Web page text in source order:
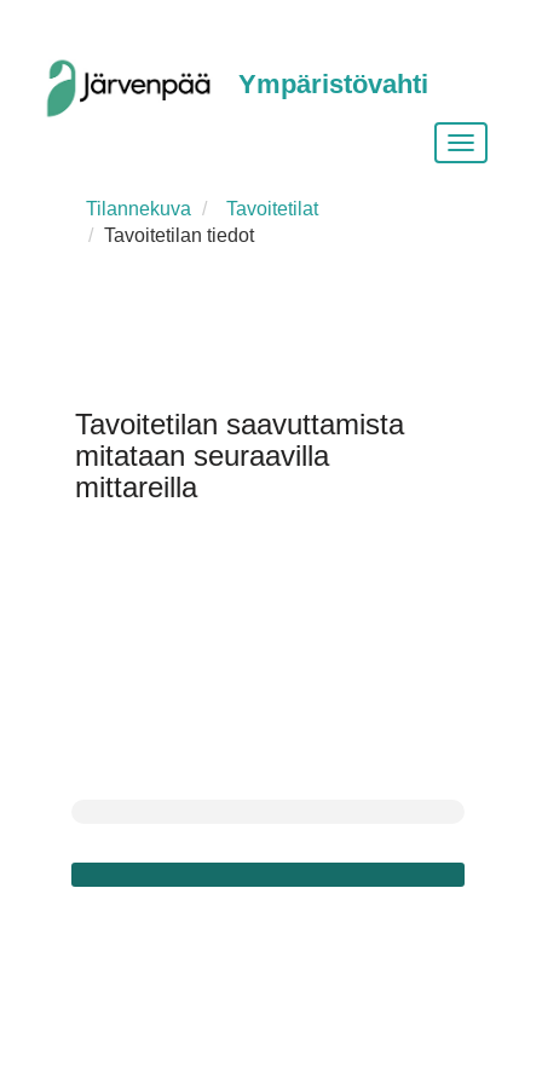
Ympäristövahti
Vaihda
Tilannekuva
Tavoitetilat
Tavoitetilan tiedot
Tavoitetilan saavuttamista
mitataan seuraavilla
mittareilla